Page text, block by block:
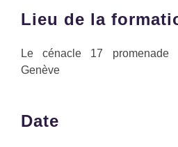
Lieu de la
Le cénacle 17 promenade
Genève
Date